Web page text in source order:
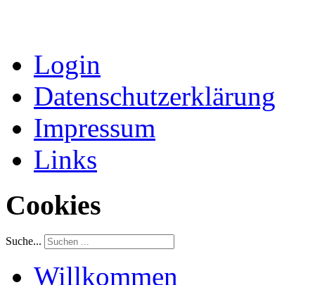
Login
Datenschutzerklärung
Impressum
Links
Cookies
Suche...
Willkommen